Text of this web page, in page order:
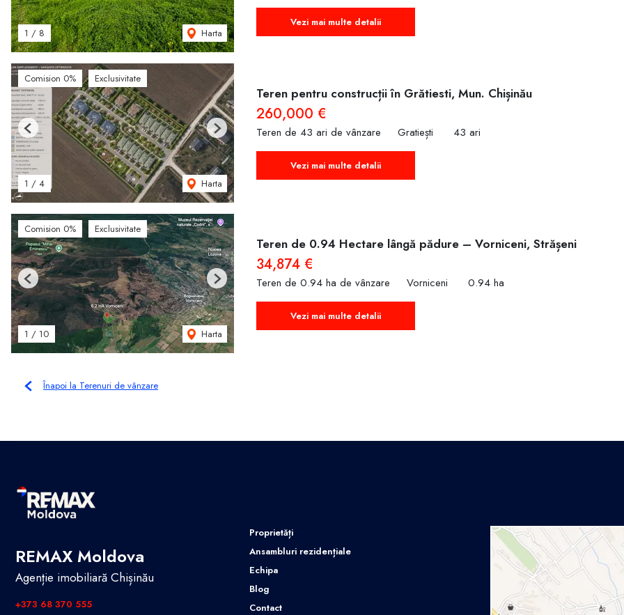
1 / 8 Harta
Vezi mai multe detalii
Comision 0% Exclusivitate
1 / 4 Harta
Previous Next
Teren pentru construcții în Grătiesti, Mun. Chișinău
260,000 €
Teren de 43 ari de vânzare Gratiești 43 ari
Vezi mai multe detalii
Comision 0% Exclusivitate
1 / 10 Harta
Previous Next
Teren de 0.94 Hectare lângă pădure – Vorniceni, Strășeni
34,874 €
Teren de 0.94 ha de vânzare Vorniceni 0.94 ha
Vezi mai multe detalii
Înapoi la Terenuri de vânzare
REMAX Moldova
Agenție imobiliară Chișinău
+373 68 370 555
Proprietăți
Ansambluri rezidențiale
Echipa
Blog
Contact